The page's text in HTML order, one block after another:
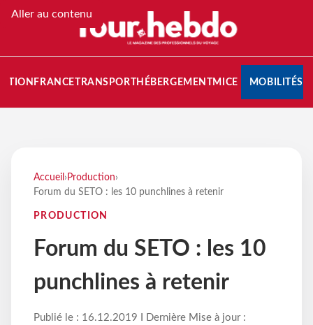
Aller au contenu
FRANCETRANSPORT HÉBERGEMENTMICE MOBILITÉS
Accueil › Production›
Forum du SETO : les 10 punchlines à retenir
PRODUCTION
Forum du SETO : les 10
punchlines à retenir
Publié le : 16.12.2019 I Dernière Mise à jour :